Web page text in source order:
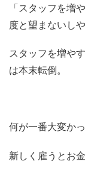
「スタッフを増
度と望まないし
スタッフを増や
は本末転倒。
何が一番大変か
新しく雇うとお